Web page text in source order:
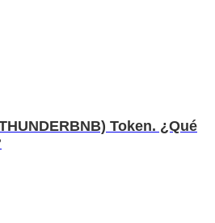
Token. ¿Qué